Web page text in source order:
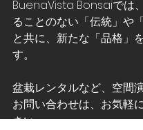
BuenaVista Bonsaiでは
ることのない「伝統」や
と共に、新たな「品格」
す。
盆栽レンタルなど、空間
お問い合わせは、お気軽
さい。